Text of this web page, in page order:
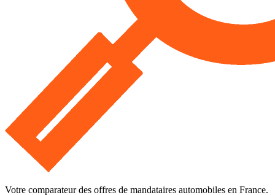
Votre comparateur des offres de mandataires automobiles en France.